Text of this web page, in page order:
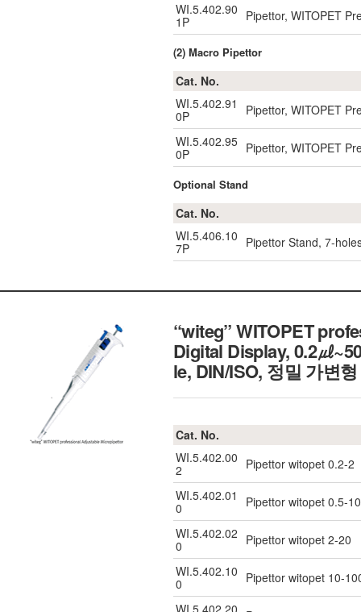
WI.5.402.90
1P
Pipettor, WITOPET
(2) Macro Pipettor
Cat. No.
WI.5.402.91
0P
Pipettor, WITOPET
WI.5.402.95
0P
Pipettor, WITOPET
Optional Stand
Cat. No.
WI.5.406.10
7P
Pipettor Stand, 7-
“witeg” WITOPET
Digital Display, 0.2㎕
le, DIN/ISO, 정밀 가변
Cat. No.
WI.5.402.00
2
Pipettor witopet 0.2-2
WI.5.402.01
0
Pipettor witopet 0.5-10
WI.5.402.02
0
Pipettor witopet 2-20
WI.5.402.10
0
Pipettor witopet 10-
WI.5.402.20